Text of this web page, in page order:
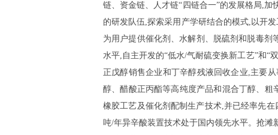
链、资金链、人才链“四链合一”的发展格局,
的研发队伍,探索采用产学研结合的模式,以开
为用户提供催化剂、水解剂、脱硫剂和脱毒剂
水平,自主开发的“低水/气耐硫变换新工艺”和“
正戊醇销售企业和丁辛醇残液回收企业,主要
醇、醋酸正丙酯等高纯度产品和混合丁醇、
橡胶工艺及催化剂配制生产技术,并已经率先
吨/年异辛酸装置技术处于国内领先水平。抢